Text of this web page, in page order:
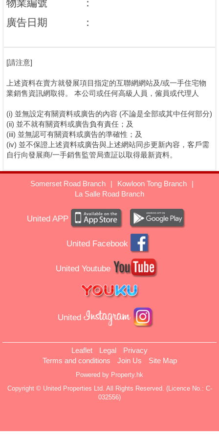
物業編號
：
廣告日期
：
[請注意]
上述資料在賣方就發展項目指定的互聯網網站及/或一手住宅物
業銷售資訊網取得。 本公司或任何高級人員，僱員或代理人
(i) 並無設定有關資料或廣告的內容 (不論是全部或其中任何部分)
(ii) 並不就有關資料或廣告負有責任；及
(iii) 並無認可有關資料或廣告的準確性；及
(iv) 並不保證上述資料或廣告與上述網站同步更新內容，客戶需
自行向發展商/一手銷售監管局查証以取得最新資料。
Somerset Road Branch | Kowloon Tong Branch
|
La Salle Road Branch
United APP
United Facebook
United Youtube
United
Leaflet Legal
Privacy
Terms and conditions
Join Us Site Map
Powered by Property.hk
Copyright © United Properties Ltd. All Rights Reserved. (Licence No.: C-
032556)